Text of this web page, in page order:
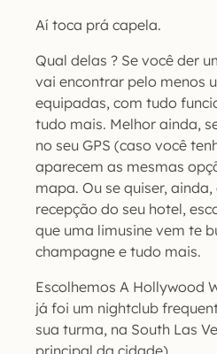
Aí toca prá capela.
Qual delas ? Se você der
vai encontrar pelo menos
equipadas, com tudo
tudo mais. Melhor ainda,
no seu GPS (caso você
aparecem as mesmas
mapa. Ou se quiser,
recepção do seu hotel,
que uma limusine vem te
champagne e tudo mais.
Escolhemos A Hollywood
já foi um nightclub
sua turma, na South Las